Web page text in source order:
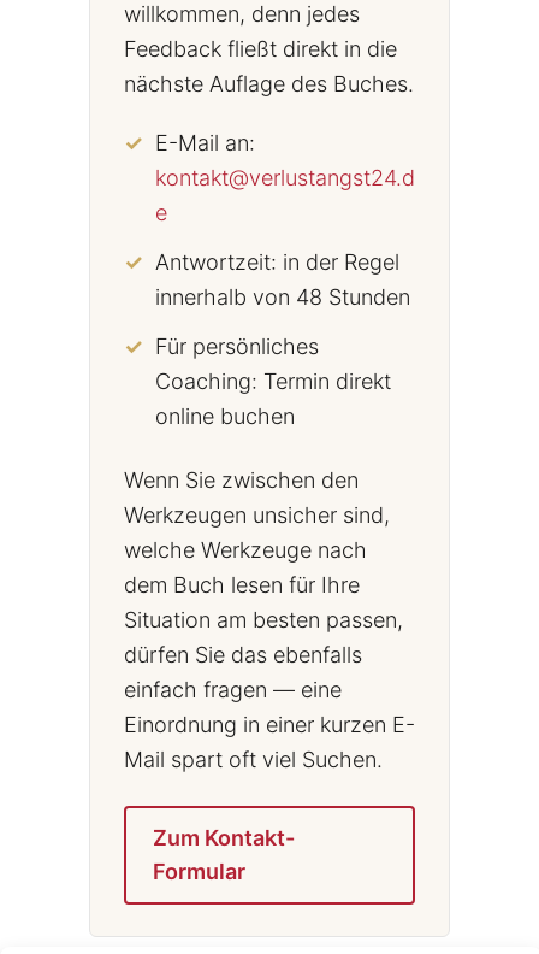
willkommen, denn jedes
Feedback fließt direkt in die
nächste Auflage des Buches.
E-Mail an:
kontakt@verlustangst24.d
e
Antwortzeit: in der Regel
innerhalb von 48 Stunden
Für persönliches
Coaching: Termin direkt
online buchen
Wenn Sie zwischen den
Werkzeugen unsicher sind,
welche Werkzeuge nach
dem Buch lesen für Ihre
Situation am besten passen,
dürfen Sie das ebenfalls
einfach fragen — eine
Einordnung in einer kurzen E-
Mail spart oft viel Suchen.
Zum Kontakt-
Formular